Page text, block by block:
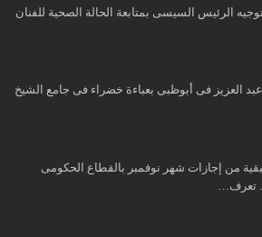
الرئيس السيسى بمتابعة الحالة الصحية للفنان
العزيز فى أبوظبى بعباءة خضراء فى جامع الشيخ
متبقية من إجازات شهر نوفمبر بالقطاع الحكومى
تعرف…